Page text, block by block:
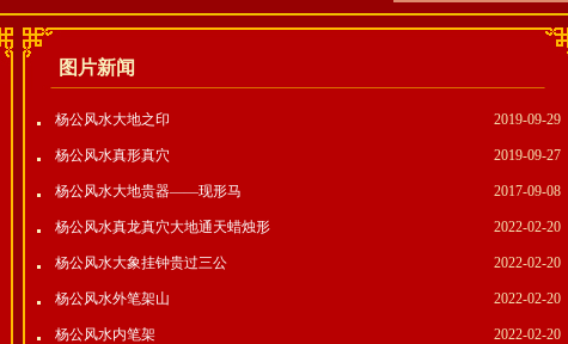
图片新闻
2019-09-29
杨公风水大地之印
2019-09-27
杨公风水真形真穴
2017-09-08
杨公风水大地贵器——现形马
2022-02-20
杨公风水真龙真穴大地通天蜡烛形
2022-02-20
杨公风水大象挂钟贵过三公
2022-02-20
杨公风水外笔架山
2022-02-20
杨公风水内笔架